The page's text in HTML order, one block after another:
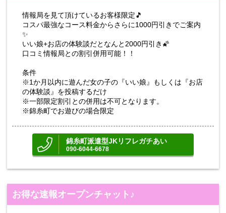
情報局を見て頂けているお客様限定🎵
コスパ最強なコース料金からさらに1000円引きでご案内
✨
いい娘+お店の体験談だとなんと2000円引き🌠
口コミ情報局との割引併用可能！！
条件
※1か月以内に遊んだ女の子の『いい娘』もしくは『お店
の体験談』を投稿するだけ
※一部限定割引との併用は不可となります。
※錦糸町でお遊びの場合限定
錦糸町派遣型JKリフレガチあい
090-6044-6678
お得な速報オープンチャット♪